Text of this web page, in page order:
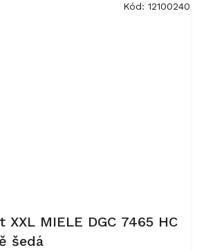
XXL MIELE DGC 7465 HC
šedá
Kód: 12100240